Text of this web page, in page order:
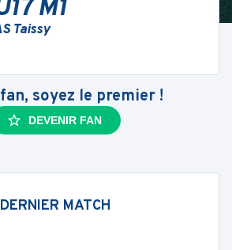
M1
Taissy
soyez le premier !
DEVENIR FAN
DERNIER MATCH